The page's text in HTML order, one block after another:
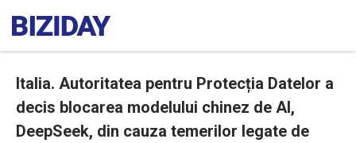
Italia. Autoritatea pentru Protecția Datelor a
decis blocarea modelului chinez de AI,
DeepSeek, din cauza temerilor legate de